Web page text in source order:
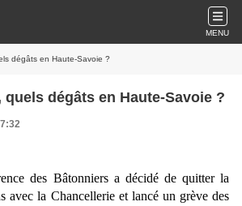
MENU
dégâts en Haute-Savoie ?
dégâts en Haute-Savoie ?
des Bâtonniers a décidé de quitter la
avec la Chancellerie et lancé un grève des